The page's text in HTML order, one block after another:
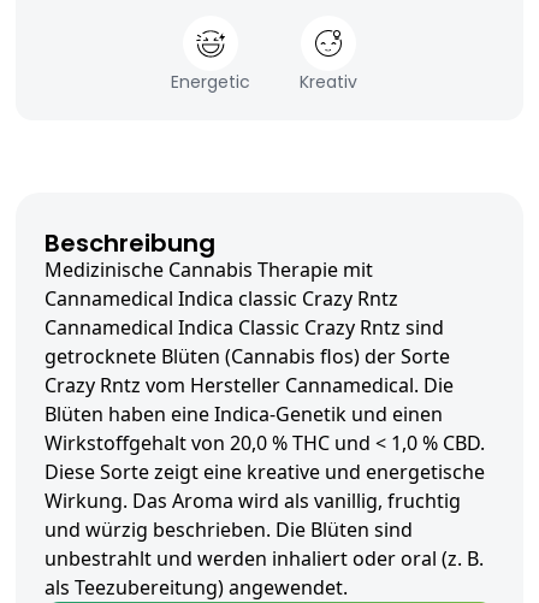
Energetic Kreativ
Beschreibung
Medizinische Cannabis Therapie mit
Cannamedical Indica classic Crazy Rntz
Cannamedical Indica Classic Crazy Rntz sind
getrocknete Blüten (Cannabis flos) der Sorte
Crazy Rntz vom Hersteller Cannamedical. Die
Blüten haben eine Indica-Genetik und einen
Wirkstoffgehalt von 20,0 % THC und < 1,0 % CBD.
Diese Sorte zeigt eine kreative und energetische
Wirkung. Das Aroma wird als vanillig, fruchtig
und würzig beschrieben. Die Blüten sind
unbestrahlt und werden inhaliert oder oral (z. B.
als Teezubereitung) angewendet.